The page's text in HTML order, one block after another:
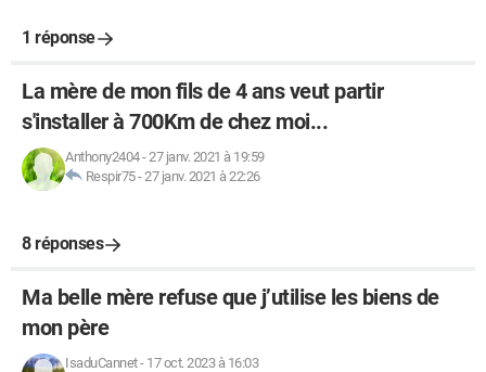
1 réponse
La mère de mon fils de 4 ans veut partir
s'installer à 700Km de chez moi...
Anthony2404-27 janv. 2021 à 19:59
Respir75-27 janv. 2021 à 22:26
8 réponses
Ma belle mère refuse que j’utilise les biens de
mon père
IsaduCannet- 17 oct. 2023 à 16:03